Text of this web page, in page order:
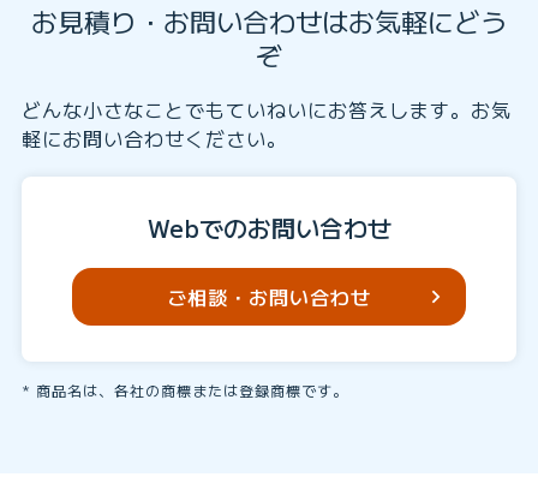
お見積り・お問い合わせはお気軽にどう
ぞ
どんな小さなことでもていねいにお答えします。お気
軽にお問い合わせください。
Webでのお問い合わせ
ご相談・お問い合わせ
商品名は、各社の商標または登録商標です。